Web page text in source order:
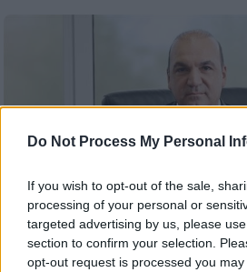
Do Not Process My Personal
If you wish to opt-out of the sale,
processing of your personal or
targeted advertising by us, please
section to confirm your selection.
opt-out request is processed you